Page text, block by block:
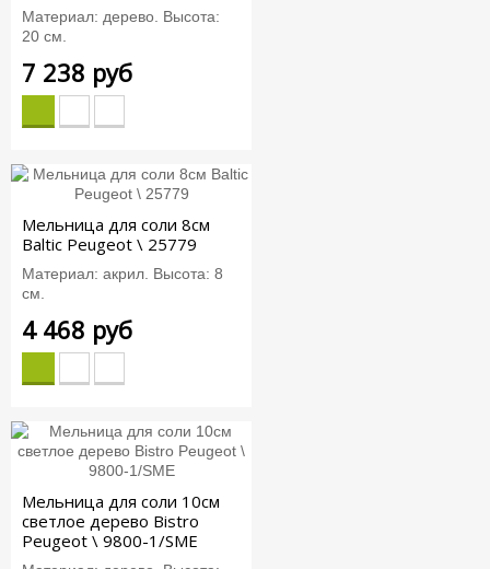
Материал: дерево. Высота:
20 см.
7 238 руб
Мельница для соли 8см
Baltic Peugeot \ 25779
Материал: акрил. Высота: 8
см.
4 468 руб
Мельница для соли 10см
светлое дерево Bistro
Peugeot \ 9800-1/SME